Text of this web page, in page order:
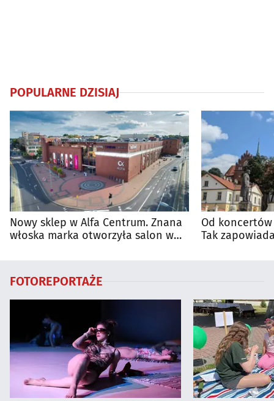
POPULARNE DZISIAJ
Nowy sklep w Alfa Centrum. Znana
włoska marka otworzyła salon w
Od
Tak
FOTOREPORTAŻE